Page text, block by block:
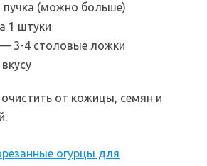
(можно больше)
1 штуки
3-4 столовые ложки
от кожицы, семян и